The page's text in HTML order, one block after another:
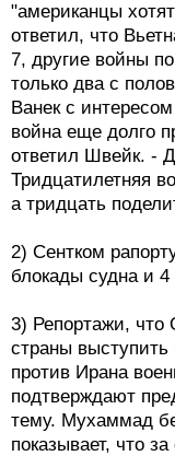
"американцы
ответил, что
7, другие войны
только два с
Ванек с
война еще долго
ответил Швейк. -
Тридцатилетняя
а тридцать
2) Сентком
блокады судна и
3) Репортажи, что
страны
против Ирана
подтверждают
тему. Мухаммад
показывает, что